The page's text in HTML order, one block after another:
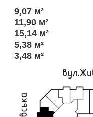
9,07 м²
11,90 м²
15,14 м²
5,38 м²
3,48 м²